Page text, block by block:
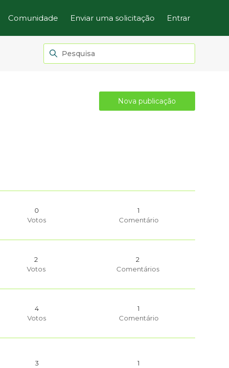
Comunidade Enviar uma solicitação Entrar
Nova publicação
0
Votos
1
Comentário
2
Votos
2
Comentários
4
Votos
1
Comentário
3
1